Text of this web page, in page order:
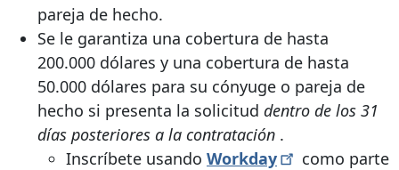
pareja de hecho.
Se le garantiza una cobertura de hasta
200.000 dólares y una cobertura de hasta
50.000 dólares para su cónyuge o pareja de
hecho si presenta la solicitud dentro de los 31
días posteriores a la contratación .
Inscríbete usando Workday
como parte